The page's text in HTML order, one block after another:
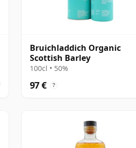
Bruichladdich Organic
Scottish Barley
100cl • 50%
97 € ?